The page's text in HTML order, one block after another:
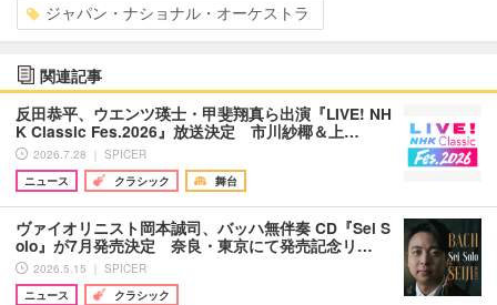
ジャパン・ナショナル・オーケストラ
関連記事
反田恭平、ウエンツ瑛士・甲斐翔真ら出演『LIVE! NH
K Classic Fes.2026』放送決定 市川紗椰＆上…
2026.7.28 ｜ SPICER
ニュース
クラシック 舞台
ヴァイオリニスト岡本誠司、バッハ無伴奏 CD『Sei S
olo』が7月発売決定 奈良・東京にて発売記念リ…
2026.5.15 ｜ SPICER
ニュース
クラシック